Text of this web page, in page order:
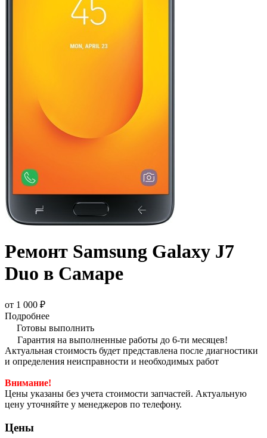
Ремонт Samsung Galaxy J7
Duo в Самаре
от 1 000 ₽
Подробнее
Готовы выполнить
Гарантия на выполненные работы до 6-ти месяцев!
Актуальная стоимость будет представлена после диагностики
и определения неисправности и необходимых работ
Внимание!
Цены указаны без учета стоимости запчастей. Актуальную
цену уточняйте у менеджеров по телефону.
Цены